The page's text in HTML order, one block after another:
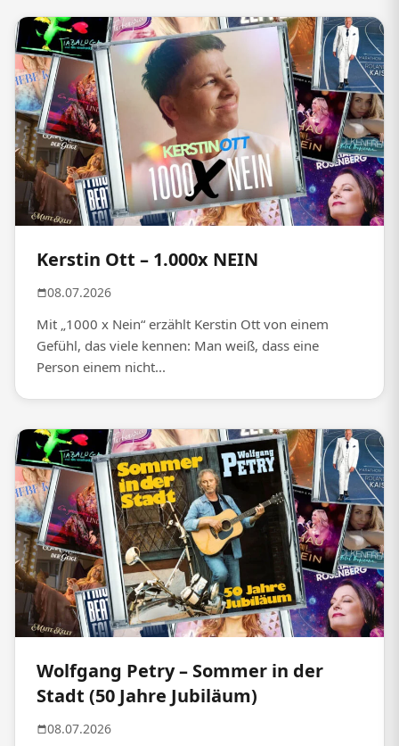
Kerstin Ott – 1.000x NEIN
08.07.2026
Mit „1000 x Nein“ erzählt Kerstin Ott von einem
Gefühl, das viele kennen: Man weiß, dass eine
Person einem nicht...
Wolfgang Petry – Sommer in der
Stadt (50 Jahre Jubiläum)
08.07.2026